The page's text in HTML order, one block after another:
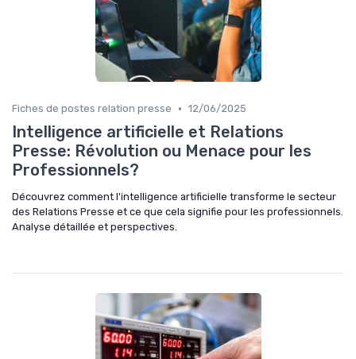
Fiches de postes relation presse • 12/06/2025
Intelligence artificielle et Relations
Presse: Révolution ou Menace pour les
Professionnels?
Découvrez comment l'intelligence artificielle transforme le secteur
des Relations Presse et ce que cela signifie pour les professionnels.
Analyse détaillée et perspectives.